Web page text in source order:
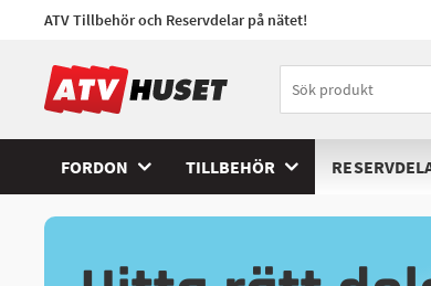
ATV Tillbehör och Reservdelar på nätet!
FORDON TILLBEHÖR